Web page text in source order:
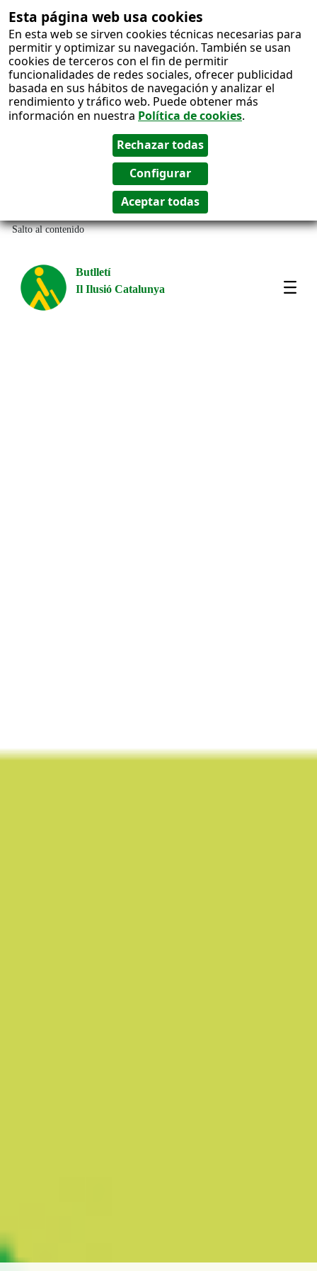
Esta página web usa cookies
En esta web se sirven cookies técnicas necesarias para
permitir y optimizar su navegación. También se usan
cookies de terceros con el fin de permitir
funcionalidades de redes sociales, ofrecer publicidad
basada en sus hábitos de navegación y analizar el
rendimiento y tráfico web. Puede obtener más
información en nuestra Política de cookies.
Salto al contenido
Butlletí
Il Ilusió Catalunya